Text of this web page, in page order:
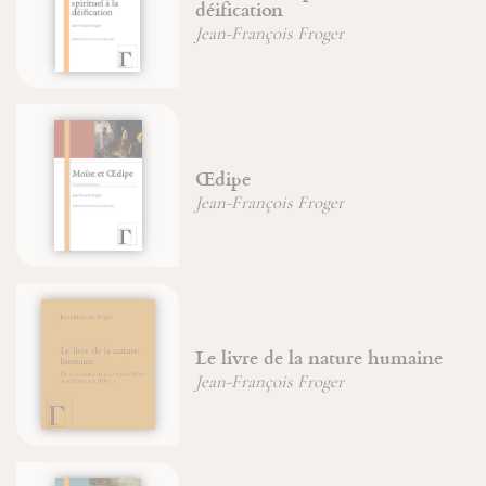
déification
Jean-François Froger
Œdipe
Jean-François Froger
Le livre de la nature humaine
Jean-François Froger